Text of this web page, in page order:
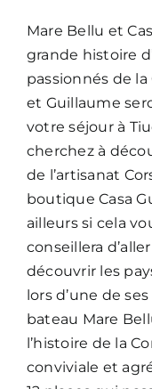
Mare Bellu et
grande histoire
passionnés de
et Guillaume
votre séjour à
cherchez à
de l’artisanat
boutique Casa
ailleurs si cela
conseillera
découvrir les
lors d’une de
bateau Mare
l’histoire de la
conviviale et